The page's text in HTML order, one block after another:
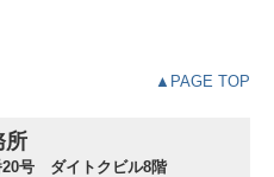
所
20号 ダイトクビル8階
▲PAGE TOP